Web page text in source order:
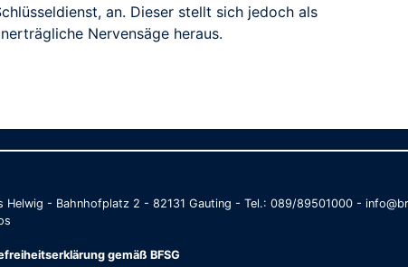
an. Dieser stellt sich jedoch als
Nervensäge heraus.
- Bahnhofplatz 2 - 82131 Gauting - Tel.: 089/89501000 -
gemäß BFSG